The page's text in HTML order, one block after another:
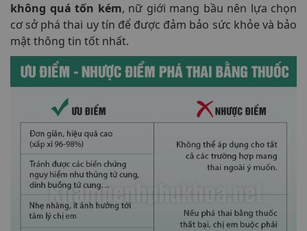
không quá tốn kém, nữ giới mang bầu nên lựa chọn
cơ sở phá thai uy tín để được đảm bảo sức khỏe và bảo
mật thông tin tốt nhất.